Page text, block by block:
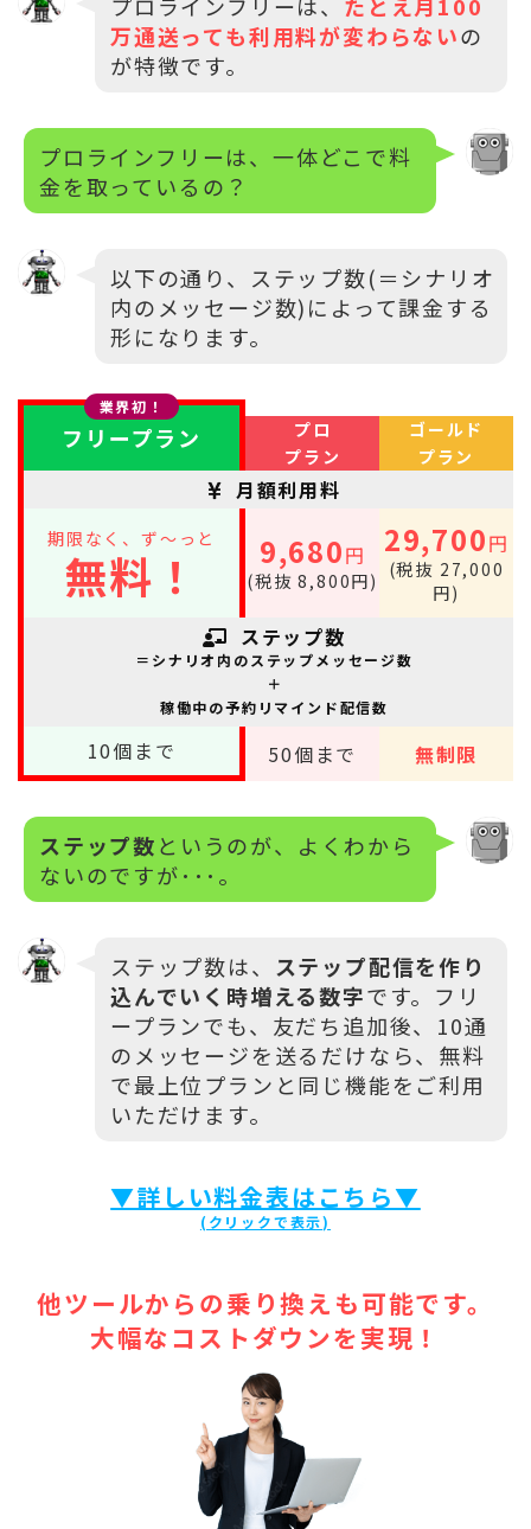
万通送っても利用料が変わらないの
が特徴です。
プロラインフリーは、一体どこで料
金を取っているの？
以下の通り、ステップ数(＝シナリオ
内のメッセージ数)によって課金する
形になります。
業界初！
フリープラン
プロ
プラン
ゴールド
プラン
月額利用料
期限なく、ず～っと
無料！ 9,680円
(税抜 8,800円)
29,700円
(税抜 27,000
円)
ステップ数
＝シナリオ内のステップメッセージ数
＋
稼働中の予約リマインド配信数
10個まで 50個まで 無制限
ステップ数というのが、よくわから
ないのですが･･･。
ステップ数は、 ステップ配信を作り
込んでいく時増える数字です。フリ
ープランでも、友だち追加後、10通
のメッセージを送るだけなら、無料
で最上位プランと同じ機能をご利用
いただけます。
▼詳しい料金表はこちら▼
他ツールからの乗り換えも可能です。
大幅なコストダウンを実現！